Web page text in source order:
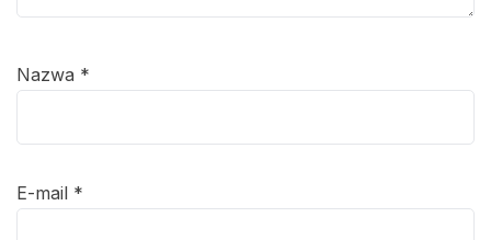
Nazwa *
E-mail *